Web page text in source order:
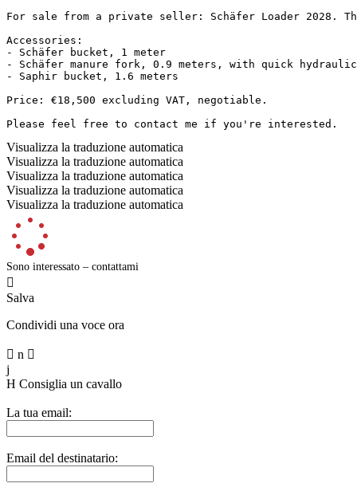
For sale from a private seller: Schäfer Loader 2028.
Accessories:
- Schäfer bucket, 1 meter
- Schäfer manure fork, 0.9 meters, with quick
- Saphir bucket, 1.6 meters
Price: €18,500 excluding VAT, negotiable.
Please feel free to contact me if you're interested.
Visualizza la traduzione automatica
Visualizza la traduzione automatica
Visualizza la traduzione automatica
Visualizza la traduzione automatica
Visualizza la traduzione automatica
Sono interessato – contattami

Salva
Condividi una voce ora
 n 
j
H Consiglia un cavallo
La tua email:
Email del destinatario: